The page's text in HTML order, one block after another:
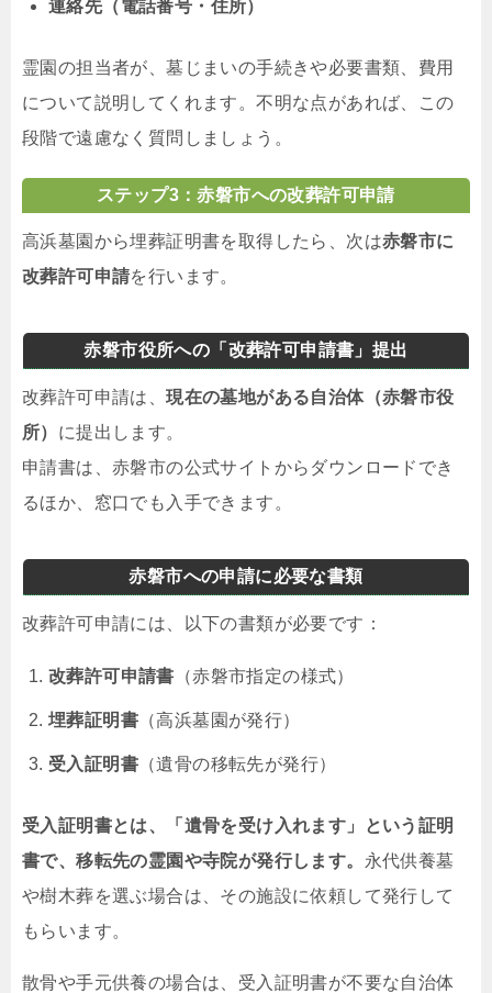
連絡先（電話番号・住所）
霊園の担当者が、墓じまいの手続きや必要書類、費用
について説明してくれます。不明な点があれば、この
段階で遠慮なく質問しましょう。
ステップ3：赤磐市への改葬許可申請
高浜墓園から埋葬証明書を取得したら、次は赤磐市に
改葬許可申請を行います。
赤磐市役所への「改葬許可申請書」提出
改葬許可申請は、現在の墓地がある自治体（赤磐市役
所） に提出します。
申請書は、赤磐市の公式サイトからダウンロードでき
るほか、窓口でも入手できます。
赤磐市への申請に必要な書類
改葬許可申請には、以下の書類が必要です：
改葬許可申請書 （赤磐市指定の様式）
埋葬証明書 （高浜墓園が発行）
受入証明書 （遺骨の移転先が発行）
受入証明書とは、「遺骨を受け入れます」という証明
書で、移転先の霊園や寺院が発行します。 永代供養墓
や樹木葬を選ぶ場合は、その施設に依頼して発行して
もらいます。
散骨や手元供養の場合は、受入証明書が不要な自治体